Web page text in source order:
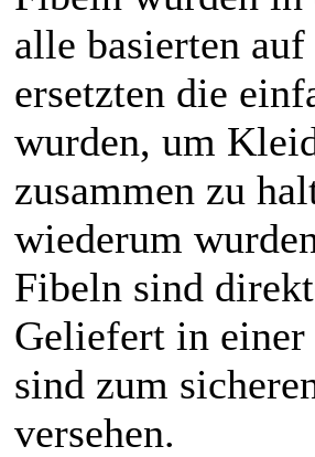
alle basierten
ersetzten die
wurden, um
zusammen zu
wiederum
Fibeln sind
Geliefert in
sind zum
versehen.